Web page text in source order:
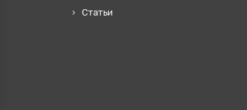
Статьи